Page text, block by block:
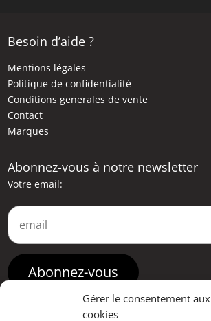
Gérer le consentement aux
cookies
Besoin d’aide ?
Mentions légales
Politique de confidentialité
Conditions generales de vente
Contact
Marques
Abonnez-vous à notre newsletter
Votre email: